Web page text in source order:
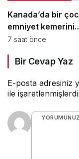
Kanada’da bir
emniyet kemerini
takmaması uçuşu
7 saat önce
Bir Cevap Yaz
E-posta adresiniz
ile
YORUMUNUZ